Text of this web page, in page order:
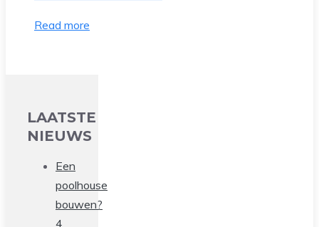
Read more
LAATSTE
NIEUWS
Een
poolhouse
bouwen?
4